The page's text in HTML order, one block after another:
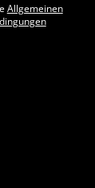
Allgemeinen